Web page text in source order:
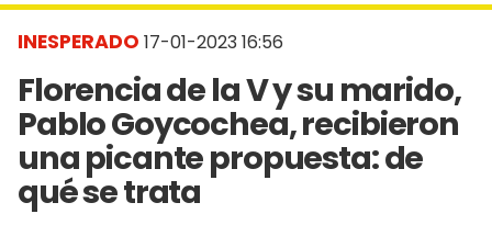
INESPERADO 17-01-2023 16:56
Florencia de la V y su marido,
Pablo Goycochea, recibieron
una picante propuesta: de
qué se trata